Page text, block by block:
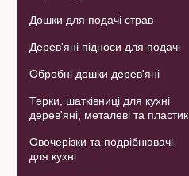
Дошки для подачі страв
Дерев'яні підноси для подачі
Обробні дошки дерев'яні
Терки, шатківниці для кухні
дерев'яні, металеві та пластик
Овочерізки та подрібнювачі
для кухні